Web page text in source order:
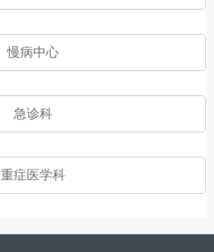
慢病中心
急诊科
重症医学科